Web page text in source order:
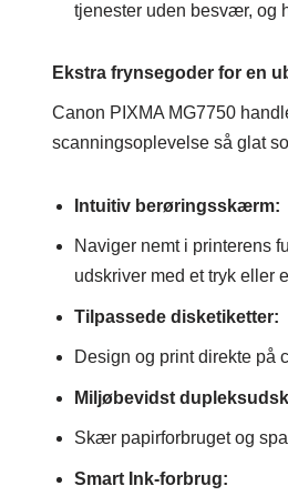
tjenester uden besvær, og
Ekstra frynsegoder for en
Canon PIXMA MG7750
scanningsoplevelse så glat
Intuitiv berøringsskærm:
Naviger nemt i printerens
udskriver med et tryk eller
Tilpassede disketiketter:
Design og print direkte på
Miljøbevidst
Skær papirforbruget og
Smart Ink-forbrug: